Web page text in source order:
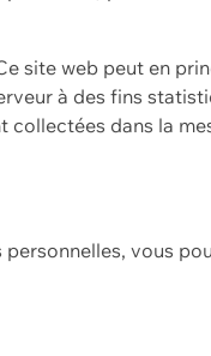
site web peut en
à des fins
dans la
vous